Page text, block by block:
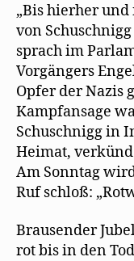
„Bis hierher
von
sprach im
Vorgängers
Opfer der Nazis
Kampfansage
Schuschnigg in
Heimat,
Am Sonntag
Ruf schloß:
Brausender
rot bis in den